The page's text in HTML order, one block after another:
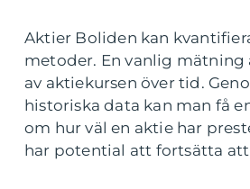
Aktier Boliden kan
metoder. En vanlig mätning
av aktiekursen över tid.
historiska data kan man få
om hur väl en aktie har
har potential att fortsätta att